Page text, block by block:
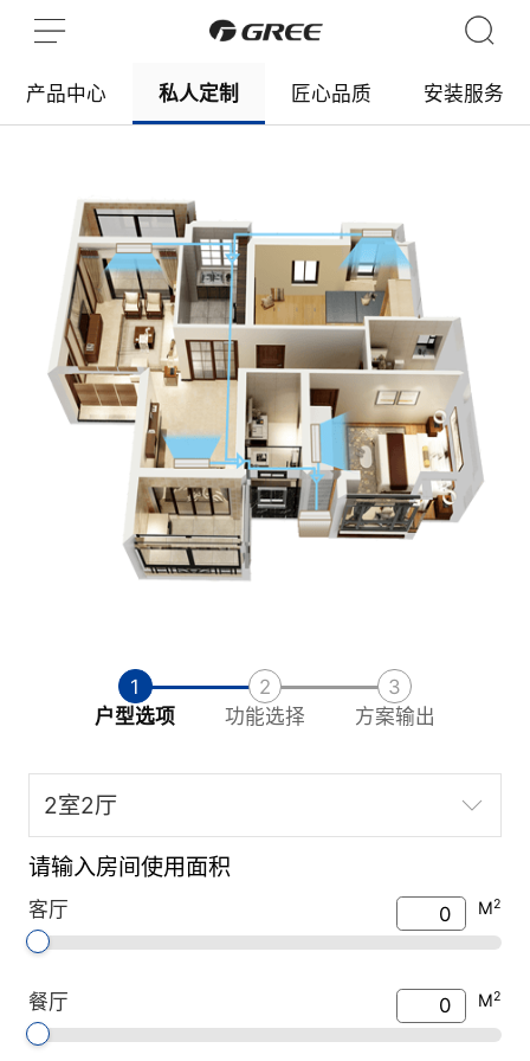
产品中心 私人定制 匠心品质 安装服务
1
户型选项
2
功能选择
3
方案输出
请输入房间使用面积
客厅 M2
餐厅 M2